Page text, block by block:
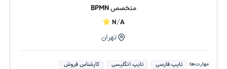
متخصص BPMN
N/A
تهران
مهارت‌ها: تایپ فارسی تایپ انگلیسی
کارشناس فروش